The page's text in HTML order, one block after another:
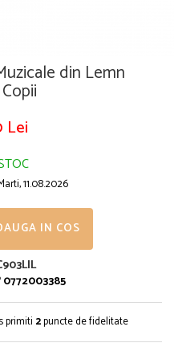
din Lemn
Lei
11.08.2026
IN COS
0772003385
primiti 2puncte de fidelitate